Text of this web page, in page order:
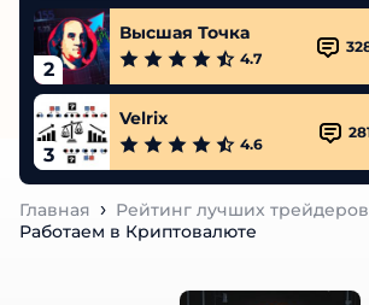
2
Высшая Точка
4.7
328
3
Velrix
4.6
281
Главная
Рейтинг лучших трейдеров
Работаем в Криптовалюте